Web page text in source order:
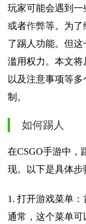
玩家可能会遇到
或者作弊等。为了
了踢人功能。但
滥用权力。本文
以及注意事项等
制。
如何踢人
在CSGO手游中，
现。以下是具体步
1. 打开游戏菜单：
通常，这个菜单可